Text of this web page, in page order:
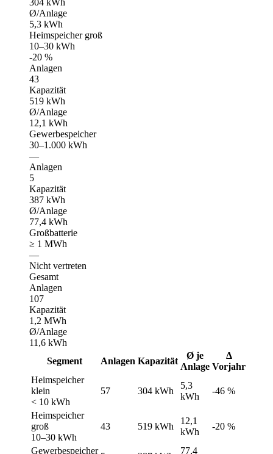
Ø/Anlage
5,3 kWh
Heimspeicher groß
10–30 kWh
-20 %
Anlagen
43
Kapazität
519 kWh
Ø/Anlage
12,1 kWh
Gewerbespeicher
30–1.000 kWh
—
Anlagen
5
Kapazität
387 kWh
Ø/Anlage
77,4 kWh
Großbatterie
≥ 1 MWh
—
Nicht vertreten
Gesamt
Anlagen
107
Kapazität
1,2 MWh
Ø/Anlage
11,6 kWh
Segment
Anlagen Kapazität
Ø je
Anlage
Δ
Vorjahr
Heimspeicher
klein
< 10 kWh
57 304 kWh
5,3
kWh
-46 %
Heimspeicher
groß
10–30 kWh
43 519 kWh
12,1
kWh
-20 %
Gewerbespeicher
77,4